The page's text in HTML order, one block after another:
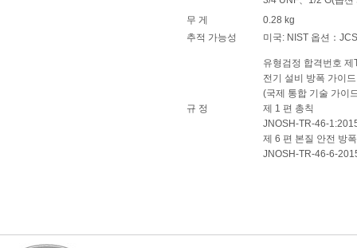
무 게
0.28 kg
추적 가능성
미국: NIST 옵션：
규 정
유형검정 합격번호
전기 설비 방폭 가이
(국제 통합 기술 가이
제 1 편 총칙
JNOSH-TR-46-
제 6 편 본질 안전 방
JNOSH-TR-46-6-